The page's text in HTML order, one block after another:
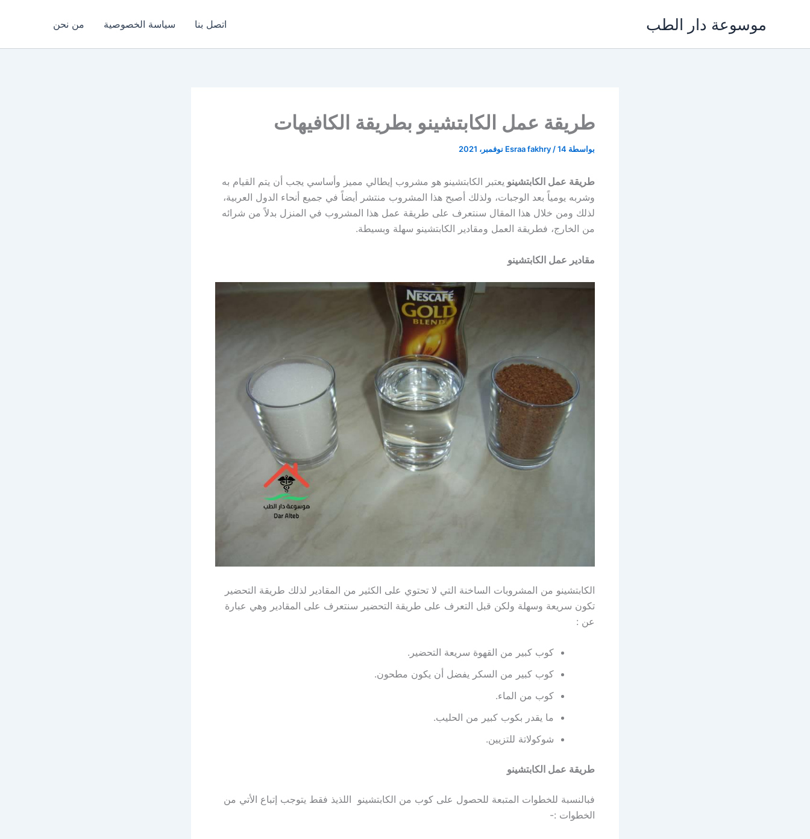
موسوعة دار الطب اتصل بنا سياسة الخصوصية من نحن
طريقة عمل الكابتشينو بطريقة الكافيهات
بواسطة Esraa fakhry /14 نوفمبر، 2021
طريقة عمل الكابتشينو يعتبر الكابتشينو هو مشروب إيطالي مميز وأساسي يجب أن يتم القيام به
وشربه يومياً بعد الوجبات، ولذلك أصبح هذا المشروب منتشر أيضاً في جميع أنحاء الدول العربية،
لذلك ومن خلال هذا المقال سنتعرف على طريقة عمل هذا المشروب في المنزل بدلاً من شرائه
من الخارج، فطريقة العمل ومقادير الكابتشينو سهلة وبسيطة.
مقادير عمل الكابتشينو
الكابتشينو من المشروبات الساخنة التي لا تحتوي على الكثير من المقادير لذلك طريقة التحضير
تكون سريعة وسهلة ولكن قبل التعرف على طريقة التحضير سنتعرف على المقادير وهي عبارة
عن :
كوب كبير من القهوة سريعة التحضير.
كوب كبير من السكر يفضل أن يكون مطحون.
كوب من الماء.
ما يقدر بكوب كبير من الحليب.
شوكولاتة للتزيين.
طريقة عمل الكابتشينو
فبالنسبة للخطوات المتبعة للحصول على كوب من الكابتشينو اللذيذ فقط يتوجب إتباع الأتي من
الخطوات :-